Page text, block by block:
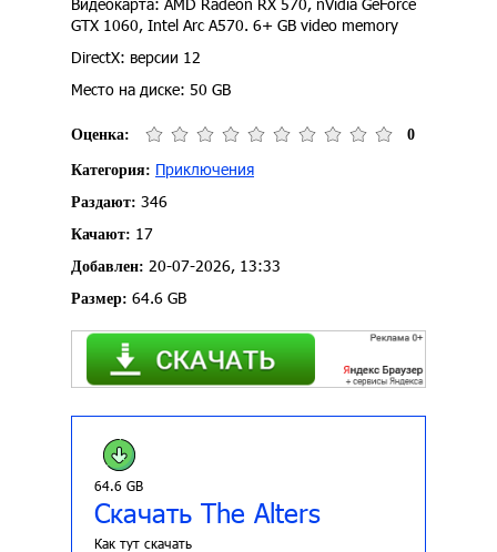
GTX 1060, Intel Arc A570. 6+ GB video memory
DirectX: версии 12
Место на диске: 50 GB
Оценка: 0
Категория: Приключения
Раздают: 346
Качают: 17
Добавлен: 20-07-2026, 13:33
Размер: 64.6 GB
64.6 GB
Скачать The Alters
Как тут скачать